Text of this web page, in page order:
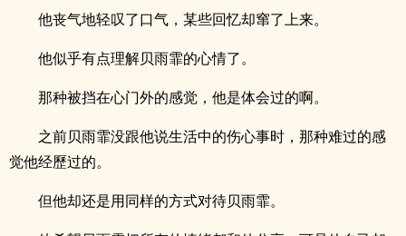
他丧气地轻叹了口气，某些回忆却窜了上来。
他似乎有点理解贝雨霏的心情了。
那种被挡在心门外的感觉，他是体会过的啊。
之前贝雨霏没跟他说生活中的伤心事时，那种难过的感
觉他经歷过的。
但他却还是用同样的方式对待贝雨霏。